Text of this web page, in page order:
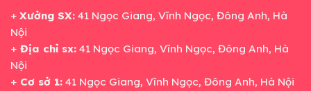
+ Xưởng SX: 41 Ngọc Giang, Vĩnh Ngọc, Đông Anh, Hà
Nội
+ Địa chỉ sx: 41 Ngọc Giang, Vĩnh Ngọc, Đông Anh, Hà
Nội
+ Cơ sở 1: 41 Ngọc Giang, Vĩnh Ngọc, Đông Anh, Hà Nội